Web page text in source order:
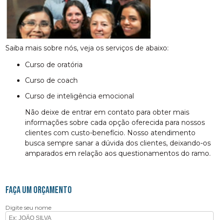
Saiba mais sobre nós, veja os serviços de abaixo:
curso de oratória
curso de coach
curso de inteligência emocional
Não deixe de entrar em contato para obter mais
informações sobre cada opção oferecida para nossos
clientes com custo-benefício. Nosso atendimento
busca sempre sanar a dúvida dos clientes, deixando-os
amparados em relação aos questionamentos do ramo.
FAÇA UM ORÇAMENTO
Digite seu nome